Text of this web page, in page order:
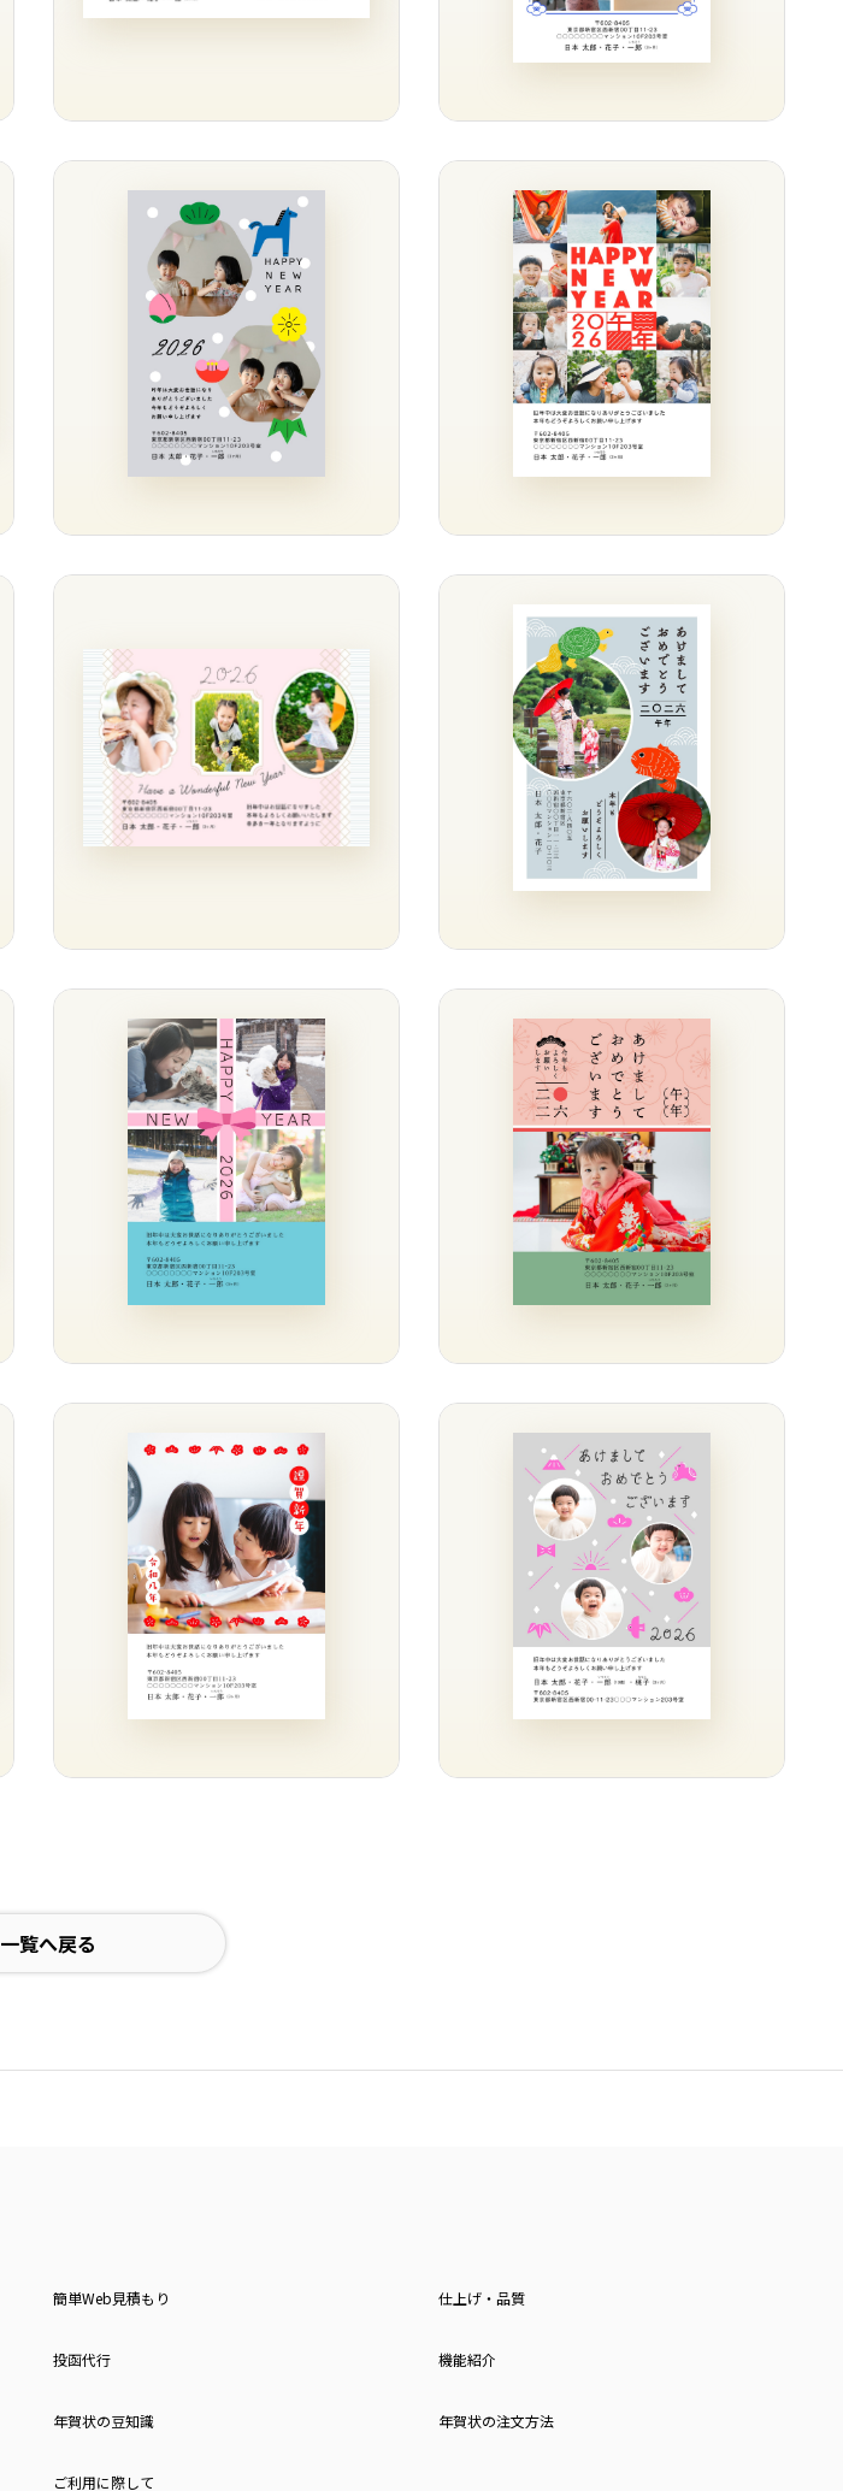
一覧へ戻る
簡単Web見積もり 仕上げ・品質
投函代行 機能紹介
年賀状の豆知識 年賀状の注文方法
ご利用に際して